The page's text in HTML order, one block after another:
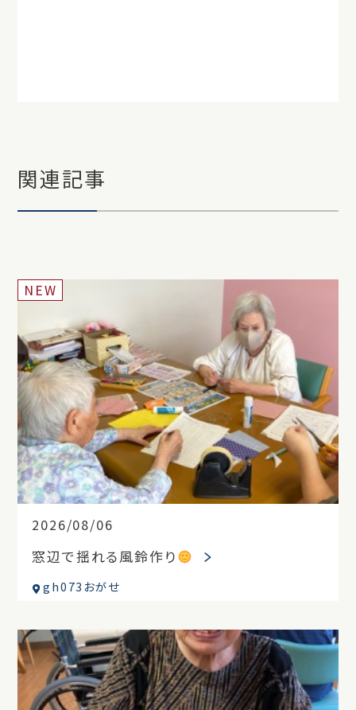
関連記事
2026/08/06
NEW
窓辺で揺れる風鈴作り
gh073おがせ